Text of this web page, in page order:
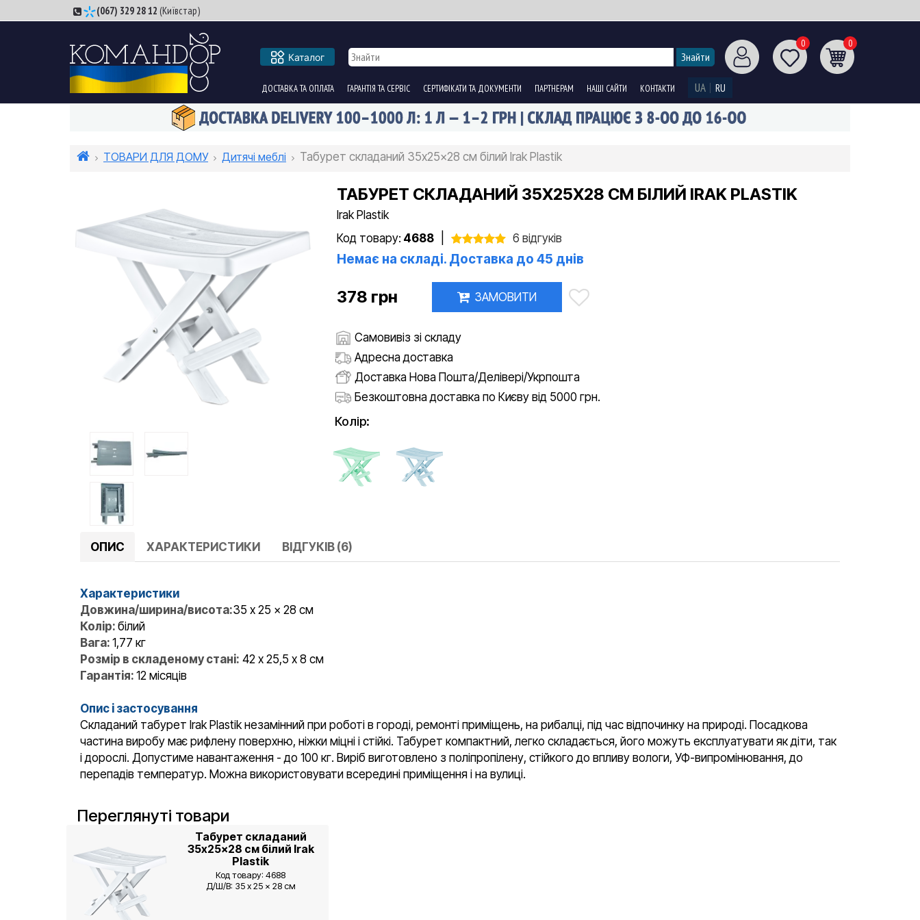
(067) 329 28 12 (Київстар)
Каталог
0 0
ДОСТАВКА ТА ОПЛАТА ГАРАНТІЯ ТА СЕРВІС СЕРТИФІКАТИ ТА ДОКУМЕНТИ ПАРТНЕРАМ НАШІ САЙТИ КОНТАКТИ UA RU
ТОВАРИ ДЛЯ ДОМУ Дитячі меблі Табурет складаний 35x25x28 см білий Irak Plastik
ТАБУРЕТ СКЛАДАНИЙ 35X25X28 СМ БІЛИЙ IRAK PLASTIK
Irak Plastik
Код товару: 4688 6 відгуків
Немає на складі. Доставка до 45 днів
378 грн ЗАМОВИТИ
Самовивіз зі складу
Адресна доставка
Доставка Нова Пошта/Делівері/Укрпошта
Безкоштовна доставка по Києву від 5000 грн.
Колір:
ОПИС ХАРАКТЕРИСТИКИ ВІДГУКІВ (6)
Характеристики
Довжина/ширина/висота:35 x 25 x 28 см
Колір: білий
Вага: 1,77 кг
Розмір в складеному стані: 42 х 25,5 х 8 см
Гарантія: 12 місяців
Опис і застосування
Складаний табурет Irak Plastik незамінний при роботі в городі, ремонті приміщень, на рибалці, під час відпочинку на природі. Посадкова
частина виробу має рифлену поверхню, ніжки міцні і стійкі. Табурет компактний, легко складається, його можуть експлуатувати як діти, так
і дорослі. Допустиме навантаження - до 100 кг. Виріб виготовлено з поліпропілену, стійкого до впливу вологи, УФ-випромінювання, до
перепадів температур. Можна використовувати всередині приміщення і на вулиці.
Переглянуті товари
Табурет складаний
35x25x28 см білий Irak
Plastik
Код товару: 4688
Д/Ш/В: 35 x 25 x 28 см